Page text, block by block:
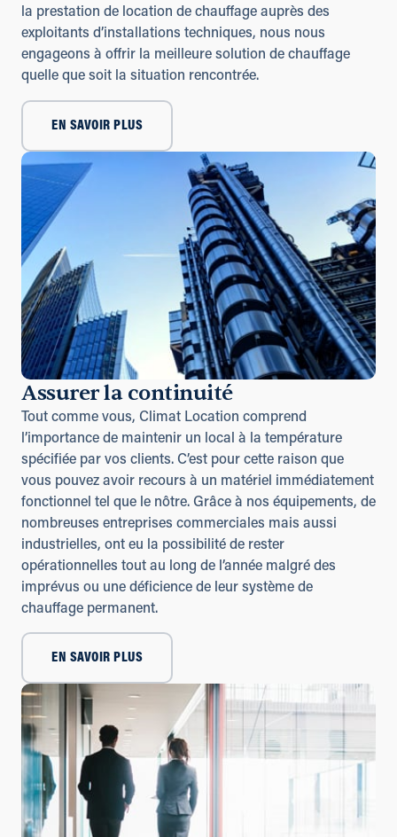
la prestation de location de chauffage auprès des
exploitants d’installations techniques, nous nous
engageons à offrir la meilleure solution de chauffage
quelle que soit la situation rencontrée.
EN SAVOIR PLUS
Assurer la continuité
Tout comme vous, Climat Location comprend
l’importance de maintenir un local à la température
spécifiée par vos clients. C’est pour cette raison que
vous pouvez avoir recours à un matériel immédiatement
fonctionnel tel que le nôtre. Grâce à nos équipements, de
nombreuses entreprises commerciales mais aussi
industrielles, ont eu la possibilité de rester
opérationnelles tout au long de l’année malgré des
imprévus ou une déficience de leur système de
chauffage permanent.
EN SAVOIR PLUS